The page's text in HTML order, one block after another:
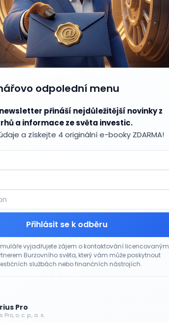
odpolední menu
přináší nejdůležitější novinky z
a informace ze světa investic.
a získejte 4 originální e-booky ZDARMA!
Přihlásit se k odběru
vyjadřujete zájem o kontaktování licencovaným
Burzovního světa, který vám může poskytnout
službách nebo finančních nástrojích.
Pro
Pro, o. c. p., a. s.